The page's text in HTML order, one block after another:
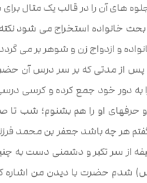
های آن را در قالب یک مثال
خانواده استخراج می شود
و ازدواج زن و شوهر بر می
پس از مدتی که بر سر درس آن
دور خود جمع کرده و کرسی
حرفهای او را هم بشنوم؛ شب
هر چه باشد جعفر بن محمد
از سر تکبر و دشمنی دست به
حضرت با دیدن من اشاره